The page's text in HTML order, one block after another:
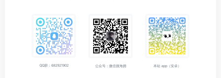
QQ群：682921902 公众号：微信搜海拥 本站 app（安卓）